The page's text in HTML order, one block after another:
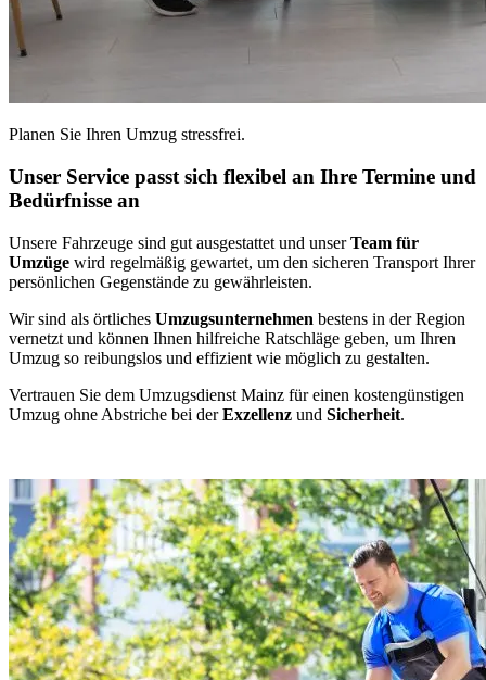
Planen Sie Ihren Umzug stressfrei.
Unser Service passt sich flexibel an Ihre Termine und
Bedürfnisse an
Unsere Fahrzeuge sind gut ausgestattet und unserTeam für
Umzüge wird regelmäßig gewartet, um den sicheren Transport Ihrer
persönlichen Gegenstände zu gewährleisten.
Wir sind als örtliches Umzugsunternehmen bestens in der Region
vernetzt und können Ihnen hilfreiche Ratschläge geben, um Ihren
Umzug so reibungslos und effizient wie möglich zu gestalten.
Vertrauen Sie dem Umzugsdienst Mainz für einen kostengünstigen
Umzug ohne Abstriche bei derExzellenz und Sicherheit.